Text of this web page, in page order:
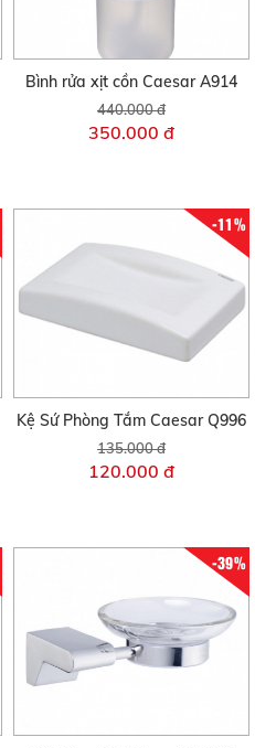
Bình rửa xịt cồn Caesar A914
440.000 đ
350.000 đ
-11%
Kệ Sứ Phòng Tắm Caesar Q996
135.000 đ
120.000 đ
-39%